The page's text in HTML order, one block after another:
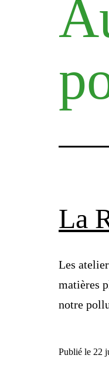
La
Les
matières
notre
Publié le 22